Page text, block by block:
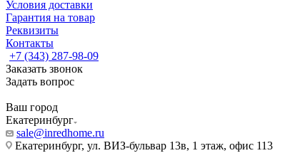
Условия доставки
Гарантия на товар
Реквизиты
Контакты
+7 (343) 287-98-09
Заказать звонок
Задать вопрос
Ваш город
Екатеринбург
sale@inredhome.ru
Екатеринбург, ул. ВИЗ-бульвар 13в, 1 этаж, офис 113